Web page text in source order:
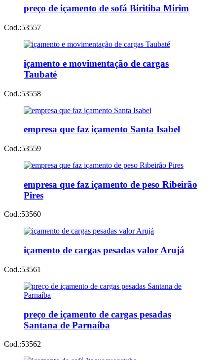
preço de içamento de sofá Biritiba Mirim
Cod.:53557
içamento e movimentação de cargas
Taubaté
Cod.:53558
empresa que faz içamento Santa Isabel
Cod.:53559
empresa que faz içamento de peso Ribeirão
Pires
Cod.:53560
içamento de cargas pesadas valor Arujá
Cod.:53561
preço de içamento de cargas pesadas
Santana de Parnaíba
Cod.:53562